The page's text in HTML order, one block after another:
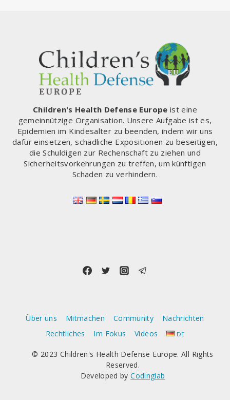
Children's Health Defense Europe ist eine
gemeinnützige Organisation. Unsere Aufgabe ist es,
Epidemien im Kindesalter zu beenden, indem wir uns
dafür einsetzen, schädliche Expositionen zu beseitigen,
die Schuldigen zur Rechenschaft zu ziehen und
Sicherheitsvorkehrungen zu treffen, um künftigen
Schaden zu verhindern.
Über uns Mitmachen Community
Nachrichten
Rechtliches
Im Fokus Videos DE
© 2023 Children's Health Defense Europe. All Rights
Reserved.
Developed byCodinglab